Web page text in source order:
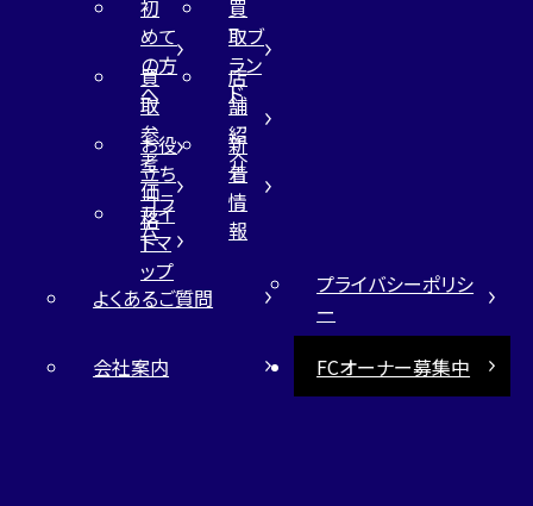
初
めて
の方
へ
買
取ブ
ラン
ド
買
取
参
考
価
格
店
舗
紹
介
お役
立ち
コラ
ム
新
着
情
報
サイ
トマ
ップ
よくあるご質問
プライバシーポリシ
ー
会社案内
FCオーナー募集中